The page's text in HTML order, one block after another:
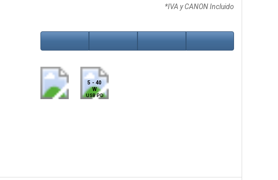
*IVA y CANON Incluido
5 - 40
W
USB PD